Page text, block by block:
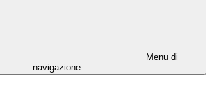
Menu di
navigazione